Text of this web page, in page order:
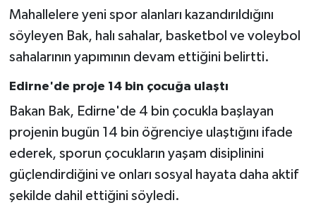
Mahallelere yeni spor alanları kazandırıldığını
söyleyen Bak, halı sahalar, basketbol ve voleybol
sahalarının yapımının devam ettiğini belirtti.
Edirne'de proje 14 bin çocuğa ulaştı
Bakan Bak, Edirne'de 4 bin çocukla başlayan
projenin bugün 14 bin öğrenciye ulaştığını ifade
ederek, sporun çocukların yaşam disiplinini
güçlendirdiğini ve onları sosyal hayata daha aktif
şekilde dahil ettiğini söyledi.